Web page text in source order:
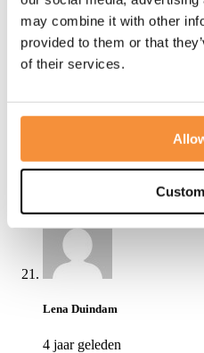
may combine it with other
provided to them or that
of their services.
Eric van 't Land
Beste Nel, Hans en
van je man/vader Gosse.
Lena Duindam
4 jaar geleden